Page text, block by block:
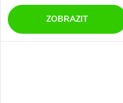
ZOBRAZIT